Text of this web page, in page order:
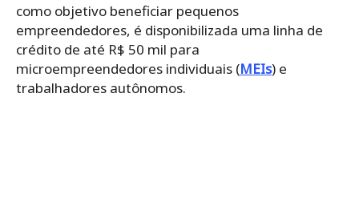
como objetivo beneficiar pequenos
empreendedores, é disponibilizada uma linha de
crédito de até R$ 50 mil para
microempreendedores individuais (MEIs) e
trabalhadores autônomos.